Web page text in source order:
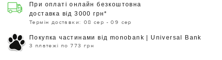
При оплаті онлайн безкоштовна
доставка від 3000 грн*
Термін доставки: 08 сер - 09 сер
Покупка частинами від monobank | Universal Bank
3 платежі по 773 грн